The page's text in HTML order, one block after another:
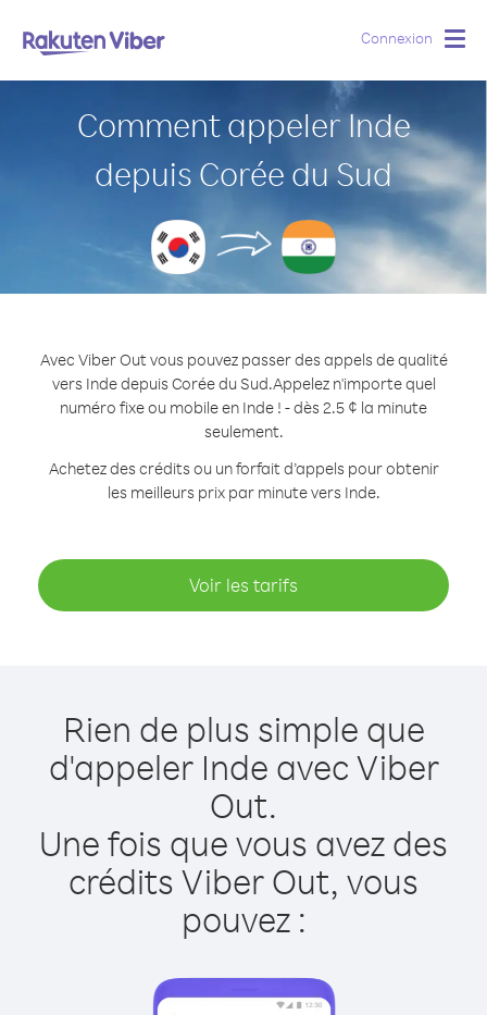
Connexion
Comment appeler Inde
depuis Corée du Sud
Avec Viber Out vous pouvez passer des appels de qualité
vers Inde depuis Corée du Sud.Appelez n'importe quel
numéro fixe ou mobile en Inde ! - dès 2.5 ¢ la minute
seulement.
Achetez des crédits ou un forfait d’appels pour obtenir
les meilleurs prix par minute vers Inde.
Voir les tarifs
Rien de plus simple que
d'appeler Inde avec Viber
Out.
Une fois que vous avez des
crédits Viber Out, vous
pouvez :